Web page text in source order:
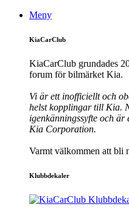
Meny
KiaCarClub
KiaCarClub grundades
forum för bilmärket Kia.
Vi är ett inofficiellt och
helst kopplingar till Kia.
igenkänningssyfte och
Kia Corporation.
Varmt välkommen att bli
Klubbdekaler